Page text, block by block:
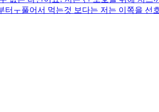
터ㅜ풀어서 먹는것 보다는 저는 이쪽을 선